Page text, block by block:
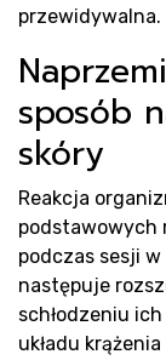
przewidywalna.
sposób
skóry
Reakcja
podstawowych
podczas sesji
następuje
schłodzeniu
układu